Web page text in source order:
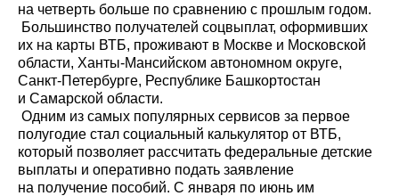
на четверть больше по сравнению с прошлым годом.
Большинство получателей соцвыплат, оформивших
их на карты ВТБ, проживают в Москве и Московской
области, Ханты-Мансийском автономном округе,
Санкт-Петербурге, Республике Башкортостан
и Самарской области.
Одним из самых популярных сервисов за первое
полугодие стал социальный калькулятор от ВТБ,
который позволяет рассчитать федеральные детские
выплаты и оперативно подать заявление
на получение пособий. С января по июнь им